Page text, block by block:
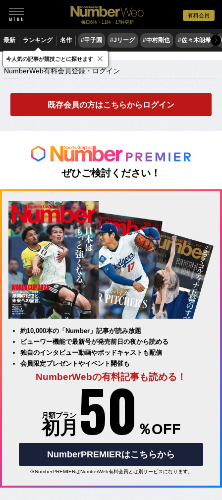
有料会員
毎日6時・11時・17時更新
最新 ランキング 名作 #甲子園 #Jリーグ #中村剛也 #佐々木朗希 〉
NumberWeb有料会員登録・ログイン
NumberWeb有料会員登録・ログイン
既存会員の方はこちらからログイン
ぜひご検討ください！
約10,000本の「Number」記事が読み放題
ビューワー機能で最新号が発売前日の夜から読める
独自のインタビュー動画やポッドキャストも配信
会員限定プレゼントやイベント開催も
NumberWebの有料記事も読める！
月額プラン
初月 50 ％OFF
NumberPREMIERはこちらから
※NumberPREMIERはNumberWeb有料会員とは別サービスになります。
今人気の記事が競技ごとに探せます ×